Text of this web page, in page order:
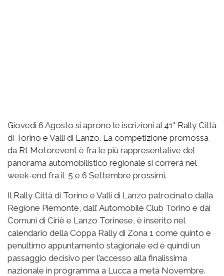
Giovedì 6 Agosto si aprono le iscrizioni al 41° Rally Città
di Torino e Valli di Lanzo. La competizione promossa
da Rt Motorevent è fra le più rappresentative del
panorama automobilistico regionale si correrà nel
week-end fra il 5 e 6 Settembre prossimi.
Il Rally Città di Torino e Valli di Lanzo patrocinato dalla
Regione Piemonte, dall’ Automobile Club Torino e dai
Comuni di Ciriè e Lanzo Torinese, è inserito nel
calendario della Coppa Rally di Zona 1 come quinto e
penultimo appuntamento stagionale ed è quindi un
passaggio decisivo per l’accesso alla finalissima
nazionale in programma a Lucca a metà Novembre.